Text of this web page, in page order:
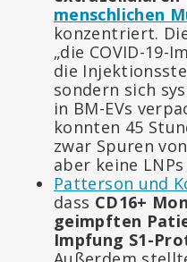
menschlichen
konzentriert.
„die COVID-19-
die
sondern sich
in BM-EVs
konnten 45
zwar Spuren
aber keine
Patterson und
dass CD16+
geimpften
Impfung S1-